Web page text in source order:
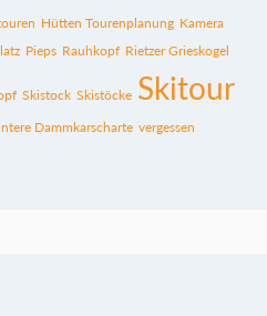
Hütten Tourenplanung Kamera
Pieps Rauhkopf Rietzer Grieskogel
Skistock Skistöcke Skitour
Dammkarscharte vergessen